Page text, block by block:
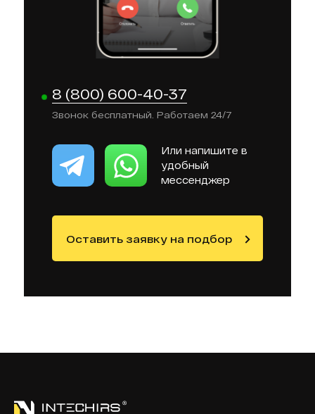
8 (800) 600-40-37
Звонок бесплатный. Работаем 24/7
Или напишите в
удобный
мессенджер
Оставить заявку на подбор